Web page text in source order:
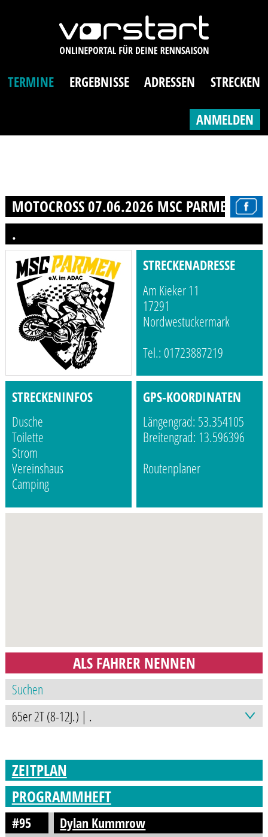
TERMINE ERGEBNISSE ADRESSEN STRECKEN
ANMELDEN
MOTOCROSS 07.06.2026 MSC PARMEN
.
STRECKENADRESSE
Am Kieker 11
17291
Nordwestuckermark
Tel.: 01723887219
STRECKENINFOS
Dusche
Toilette
Strom
Vereinshaus
Camping
GPS-KOORDINATEN
Längengrad: 53.354105
Breitengrad: 13.596396
Routenplaner
ALS FAHRER NENNEN
ZEITPLAN
PROGRAMMHEFT
#95
Dylan Kummrow